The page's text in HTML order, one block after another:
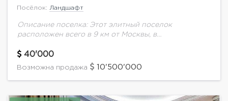
Посёлок: Ландшафт
Описание поселка: Этот элитный поселок
расположен всего в 9 км от Москвы, в
берегу небольшого озера. Недалеко от комплекса
протекает Москва-река. Природа...
40'000
Возможна продажа 10'500'000